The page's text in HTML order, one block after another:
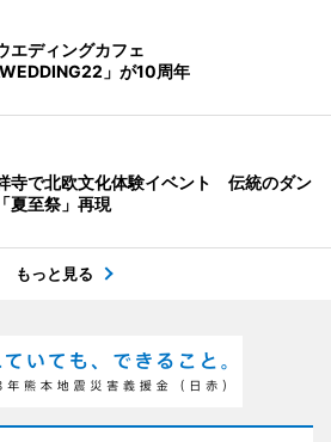
エディングカフェ
」が10周年
寺で北欧文化体験イベント 伝統のダン
夏至祭」再現
もっと見る